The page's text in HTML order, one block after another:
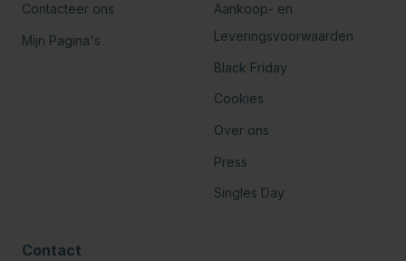
Contacteer ons
Mijn Pagina's
Aankoop- en
Leveringsvoorwaarden
Black Friday
Cookies
Over ons
Press
Singles Day
Contact